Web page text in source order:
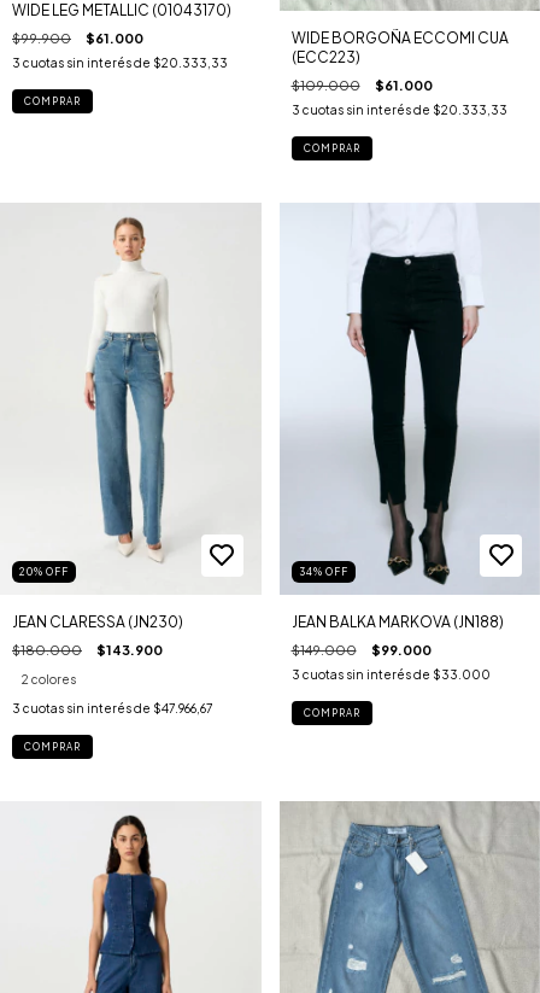
WIDE LEG METALLIC (01043170)
$99.900 $61.000
3 cuotas sin interés de $20.333,33
COMPRAR
WIDE BORGOÑA ECCOMI CUA
(ECC223)
$109.000 $61.000
3 cuotas sin interés de $20.333,33
COMPRAR
20% OFF
JEAN CLARESSA (JN230)
$180.000 $143.900
2 colores
3 cuotas sin interés de $47.966,67
COMPRAR
34% OFF
JEAN BALKA MARKOVA (JN188)
$149.000 $99.000
3 cuotas sin interés de $33.000
COMPRAR